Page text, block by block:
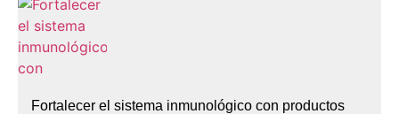
Fortalecer el sistema inmunológico con productos